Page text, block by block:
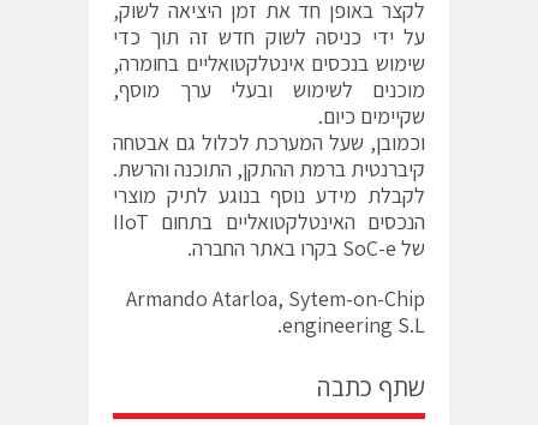
לקצר באופן חד את זמן היציאה לשוק,
על ידי כניסה לשוק חדש זה תוך כדי
שימוש בנכסים אינטלקטואליים בחומרה,
מוכנים לשימוש ובעלי ערך מוסף,
שקיימים כיום.
וכמובן, שעל המערכת לכלול גם אבטחה
קיברנטית ברמת ההתקן, התוכנה והרשת.
לקבלת מידע נוסף בנוגע לתיק מוצרי
הנכסים האינטלקטואליים בתחום IIoT
של SoC-e בקרו באתר החברה.
Armando Atarloa, Sytem-on-Chip
engineering S.L.
שתף כתבה